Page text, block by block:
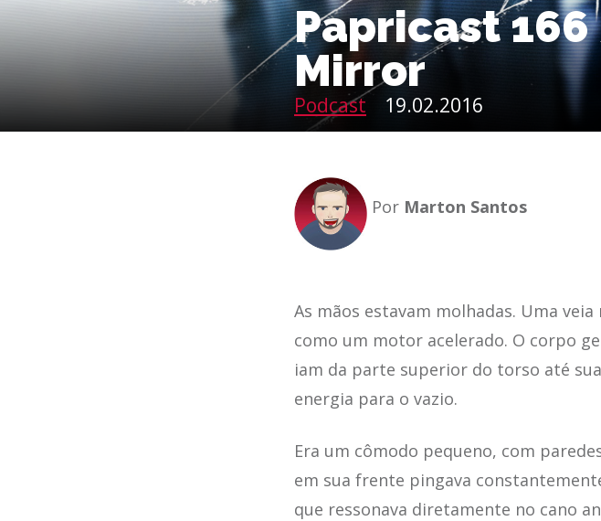
Papricast
Mirror
Podcast 19.02.2016
Por Marton Santos
As mãos estavam molhadas. Uma
como um motor acelerado. O corpo
iam da parte superior do torso até
energia para o vazio.
Era um cômodo pequeno, com
em sua frente pingava
que ressonava diretamente no cano